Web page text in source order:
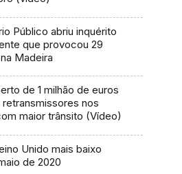
Público abriu inquérito
que provocou 29
Madeira
de 1 milhão de euros
nos
maior trânsito (Vídeo)
Unido mais baixo
de 2020